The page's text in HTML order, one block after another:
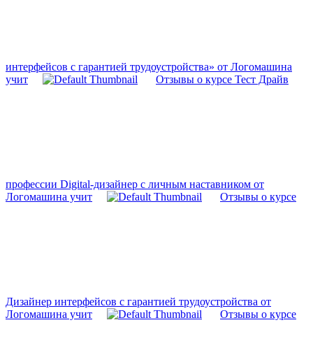
интерфейсов с гарантией трудоустройства» от Логомашина
учит
Отзывы о курсе Тест Драйв
профессии Digital-дизайнер с личным наставником от
Логомашина учит
Отзывы о курсе
Дизайнер интерфейсов с гарантией трудоустройства от
Логомашина учит
Отзывы о курсе